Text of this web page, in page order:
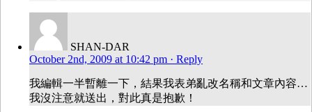
SHAN-DAR
October 2nd, 2009 at 10:42 pm · Reply
我編輯一半暫離一下，結果我表弟亂改名稱和文章內容…
我沒注意就送出，對此真是抱歉！